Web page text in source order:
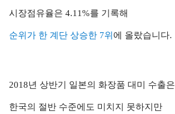
시장점유율은 4.11%를 기록해
순위가 한 계단 상승한 7위 에 올랐습니다.
2018년 상반기 일본의 화장품 대미 수출은
한국의 절반 수준에도 미치지 못하지만